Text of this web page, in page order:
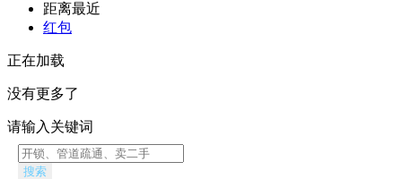
距离最近
红包
正在加载
没有更多了
请输入关键词
搜索